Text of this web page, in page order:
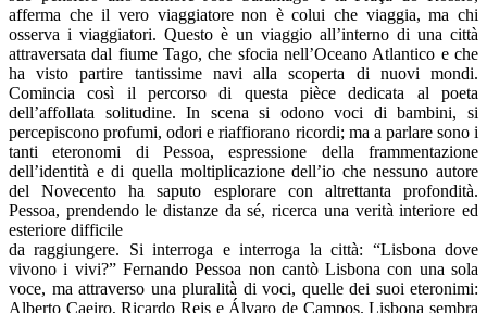
afferma che il vero viaggiatore non è colui che viaggia, ma chi
osserva i viaggiatori. Questo è un viaggio all’interno di una città
attraversata dal fiume Tago, che sfocia nell’Oceano Atlantico e che
ha visto partire tantissime navi alla scoperta di nuovi mondi.
Comincia così il percorso di questa pièce dedicata al poeta
dell’affollata solitudine. In scena si odono voci di bambini, si
percepiscono profumi, odori e riaffiorano ricordi; ma a parlare sono i
tanti eteronomi di Pessoa, espressione della frammentazione
dell’identità e di quella moltiplicazione dell’io che nessuno autore
del Novecento ha saputo esplorare con altrettanta profondità.
Pessoa, prendendo le distanze da sé, ricerca una verità interiore ed
esteriore difficile
da raggiungere. Si interroga e interroga la città: “Lisbona dove
vivono i vivi?” Fernando Pessoa non cantò Lisbona con una sola
voce, ma attraverso una pluralità di voci, quelle dei suoi eteronimi:
Alberto Caeiro, Ricardo Reis e Álvaro de Campos. Lisbona sembra